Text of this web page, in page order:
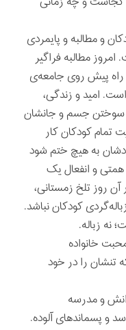
و مطالبه و پایمردی
مطالبه فراگیر
راه پیش روی جامعه‌ی
امید و زندگی،
سوختن جسم و جانشان
تمام کودکان کار
به هیچ ختم شود
و انفعال یک
آن روز تلخ زمستانی،
کودکان نباشد.
نه زباله.
خانواده
را در خود
و مدرسه
و پسماندهای آلوده.